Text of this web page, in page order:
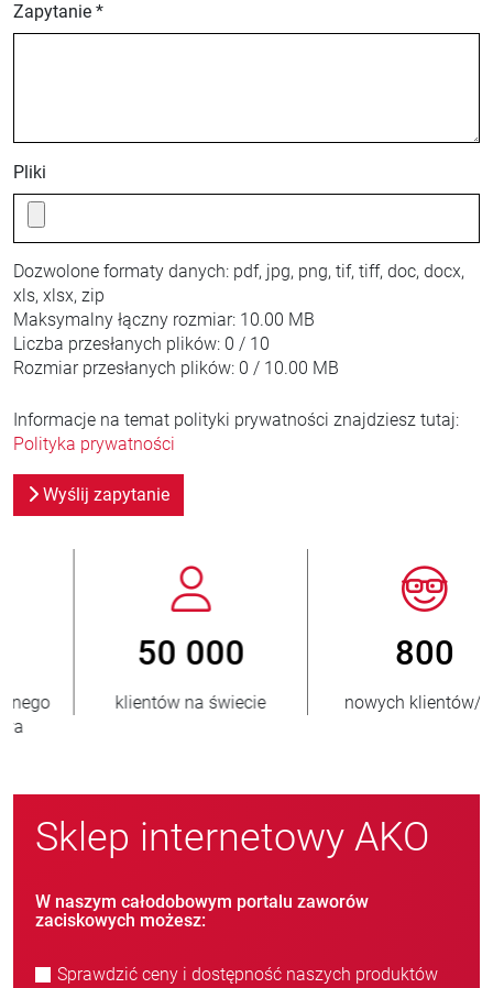
Zapytanie *
Pliki
Dozwolone formaty danych: pdf, jpg, png, tif, tiff, doc, docx,
xls, xlsx, zip
Maksymalny łączny rozmiar: 10.00 MB
Liczba przesłanych plików: 0 / 10
Rozmiar przesłanych plików: 0 / 10.00 MB
Informacje na temat polityki prywatności znajdziesz tutaj:
Polityka prywatności
Wyślij zapytanie
800
nowych klientów/rok
> 3 500 000
sprzedanych jednostek
Sklep internetowy AKO
W naszym całodobowym portalu zaworów
zaciskowych możesz:
Sprawdzić ceny i dostępność naszych produktów